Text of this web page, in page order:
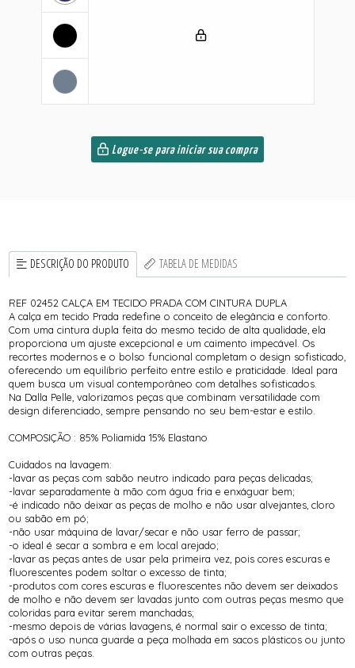
Logue-se para iniciar sua compra
DESCRIÇÃO DO PRODUTO TABELA DE MEDIDAS
REF 02452 CALÇA EM TECIDO PRADA COM CINTURA DUPLA
A calça em tecido Prada redefine o conceito de elegância e conforto.
Com uma cintura dupla feita do mesmo tecido de alta qualidade, ela
proporciona um ajuste excepcional e um caimento impecável. Os
recortes modernos e o bolso funcional completam o design sofisticado,
oferecendo um equilíbrio perfeito entre estilo e praticidade. Ideal para
quem busca um visual contemporâneo com detalhes sofisticados.
Na Dalla Pelle, valorizamos peças que combinam versatilidade com
design diferenciado, sempre pensando no seu bem-estar e estilo.
COMPOSIÇÃO : 85% Poliamida 15% Elastano
Cuidados na lavagem:
-lavar as peças com sabão neutro indicado para peças delicadas;
-lavar separadamente à mão com água fria e enxáguar bem;
-é indicado não deixar as peças de molho e não usar alvejantes, cloro
ou sabão em pó;
-não usar máquina de lavar/secar e não usar ferro de passar;
-o ideal é secar a sombra e em local arejado;
-lavar as peças antes de usar pela primeira vez, pois cores escuras e
fluorescentes podem soltar o excesso de tinta;
-produtos com cores escuras e fluorescentes não devem ser deixados
de molho e não devem ser lavadas junto com outras peças mesmo que
coloridas para evitar serem manchadas;
-mesmo depois de várias lavagens, é normal sair o excesso de tinta;
-após o uso nunca guarde a peça molhada em sacos plásticos ou junto
com outras peças.